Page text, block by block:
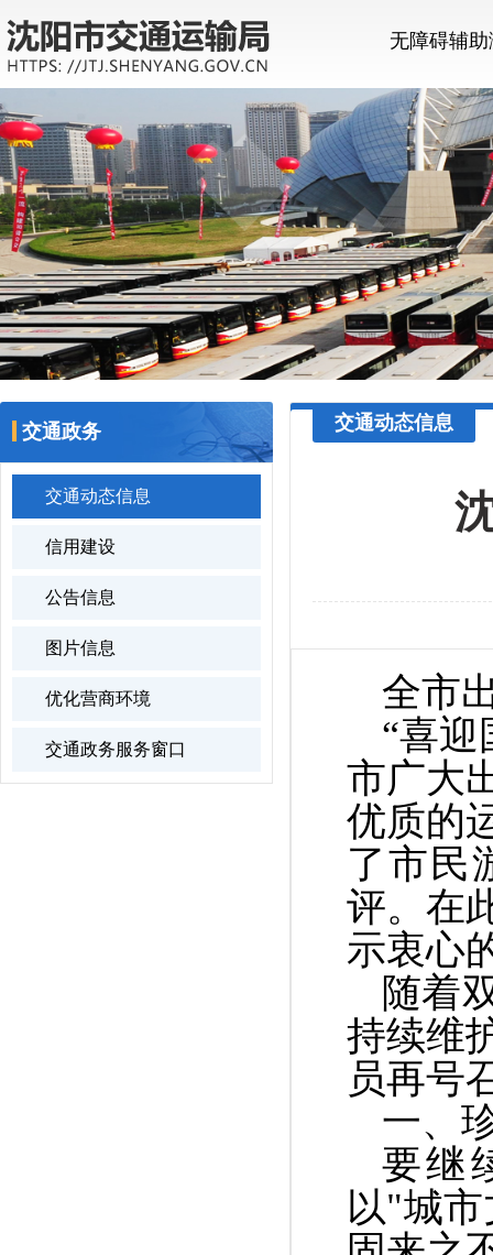
无障碍辅
交通政务
交通动态信息
信用建设
公告信息
图片信息
优化营商环境
交通政务服务窗口
交通动态信息
全市
“喜
市广大
优质的
了市民
评。在
示衷心
随着
持续维
员再号
一、
要继
以"城